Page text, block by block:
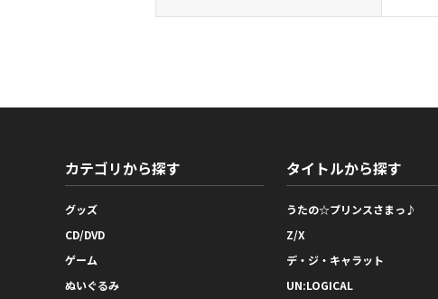
カテゴリから探す
グッズ
CD/DVD
ゲーム
ぬいぐるみ
タイトルから探す
うたの☆プリンスさまっ♪
Z/X
デ・ジ・キャラット
UN:LOGICAL